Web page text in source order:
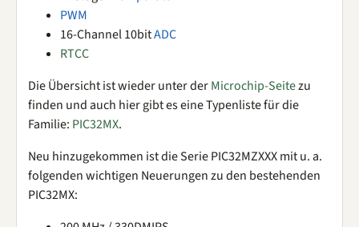
PWM
16-Channel 10bitADC
RTCC
Die Übersicht ist wieder unter derMicrochip-Seitezu
finden und auch hier gibt es eine Typenliste für die
Familie: PIC32MX.
Neu hinzugekommen ist die Serie PIC32MZXXX mit u. a.
folgenden wichtigen Neuerungen zu den bestehenden
PIC32MX: